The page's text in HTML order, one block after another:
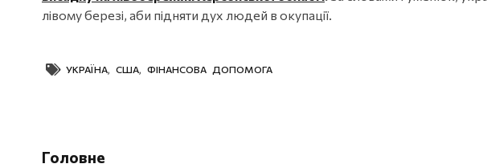
лівому березі, аби підняти дух людей в окупації.
УКРАЇНА, США, ФІНАНСОВА ДОПОМОГА
Головне